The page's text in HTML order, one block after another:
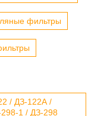
фильтры
/ ДЗ-122А /
1 / ДЗ-298